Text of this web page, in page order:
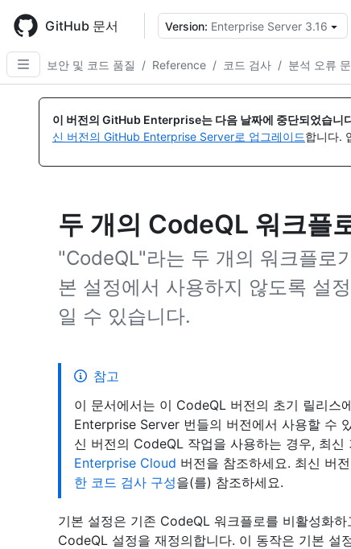
main
content
GitHub 문서 Version: Enterprise Server 3.16
보안 및 코드 품질
/ Reference / 코드 검사 / 분석 오류
이 버전의 GitHub Enterprise는 다음 날짜에 중단되었습니
신 버전의 GitHub Enterprise Server로 업그레이드합니다.
두 개의 CodeQL 워크플
"CodeQL"라는 두 개의 워크플로
본 설정에서 사용하지 않도록 설
일 수 있습니다.
참고
이 문서에서는 이 CodeQL 버전의 초기 릴리
Enterprise Server 번들의 버전에서 사용할 수
신 버전의 CodeQL 작업을 사용하는 경우, 최
Enterprise Cloud 버전을 참조하세요. 최신 버
한 코드 검사 구성을(를) 참조하세요.
기본 설정은 기존 CodeQL 워크플로를 비활성화
CodeQL 설정을 재정의합니다. 이 동작은 기본